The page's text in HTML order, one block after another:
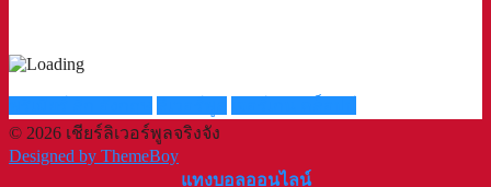
© 2026 เชียร์ลิเวอร์พูลจริงจัง
Designed by ThemeBoy
แทงบอลออนไลน์